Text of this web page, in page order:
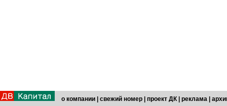
о компании свежий номер проект ДК реклама